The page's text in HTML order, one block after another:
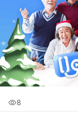
8